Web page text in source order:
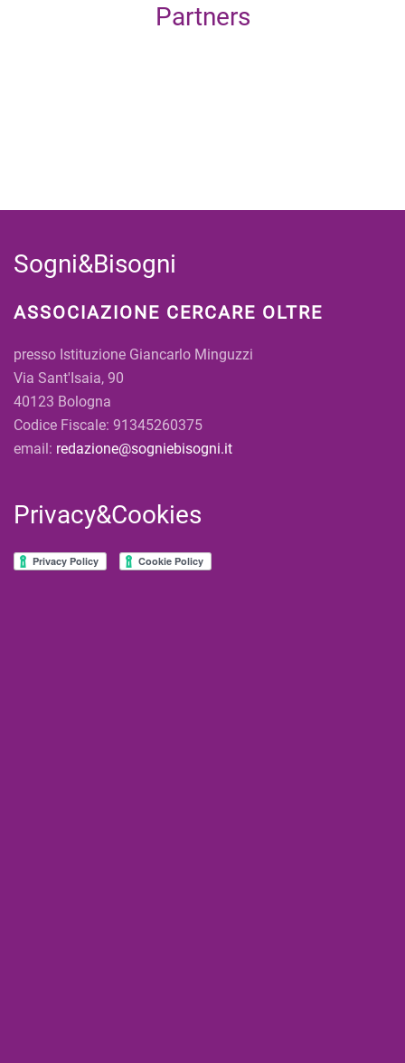
Partners
Sogni&Bisogni
ASSOCIAZIONE CERCARE OLTRE
presso Istituzione Giancarlo Minguzzi
Via Sant'Isaia, 90
40123 Bologna
Codice Fiscale: 91345260375
email: redazione@sogniebisogni.it
Privacy&Cookies